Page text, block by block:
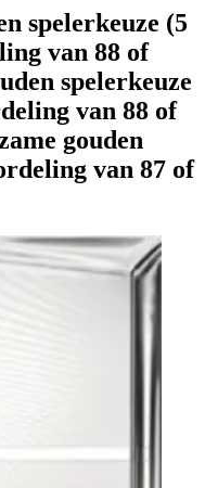
spelerkeuze (5
van 88 of
spelerkeuze
van 88 of
gouden
van 87 of